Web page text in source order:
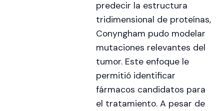
predecir la estructura
tridimensional de proteínas,
Conyngham pudo modelar
mutaciones relevantes del
tumor. Este enfoque le
permitió identificar
fármacos candidatos para
el tratamiento. A pesar de